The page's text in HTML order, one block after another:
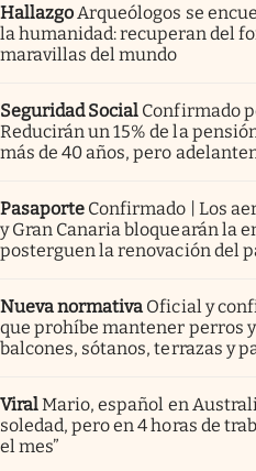
Hallazgo Arqueólogos se
la humanidad: recuperan del
maravillas del mundo
Seguridad Social Confirmado
Reducirán un 15% de la
más de 40 años, pero
Pasaporte Confirmado | Los
y Gran Canaria bloquearán la
posterguen la renovación del
Nueva normativa Oficial y
que prohíbe mantener perros
balcones, sótanos, terrazas y
ViralMario, español en
soledad, pero en 4 horas de
el mes”